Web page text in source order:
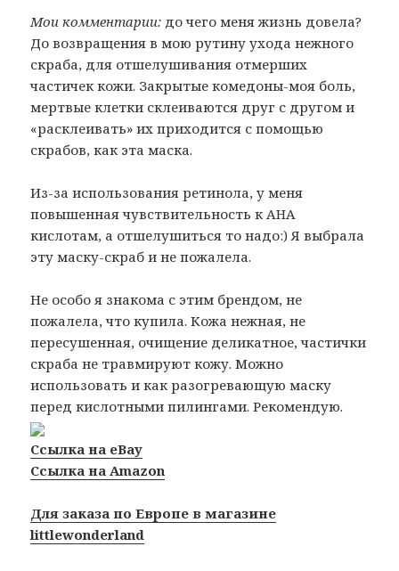
Мои комментарии: до чего меня жизнь довела?
До возвращения в мою рутину ухода нежного
скраба, для отшелушивания отмерших
частичек кожи. Закрытые комедоны-моя боль,
мертвые клетки склеиваются друг с другом и
«расклеивать» их приходится с помощью
скрабов, как эта маска.
Из-за использования ретинола, у меня
повышенная чувствительность к AHA
кислотам, а отшелушиться то надо:) Я выбрала
эту маску-скраб и не пожалела.
Не особо я знакома с этим брендом, не
пожалела, что купила. Кожа нежная, не
пересушенная, очищение деликатное, частички
скраба не травмируют кожу. Можно
использовать и как разогревающую маску
перед кислотными пилингами. Рекомендую.
Ссылка на eBay
Ссылка на Amazon
Для заказа по Европе в магазине
littlewonderland